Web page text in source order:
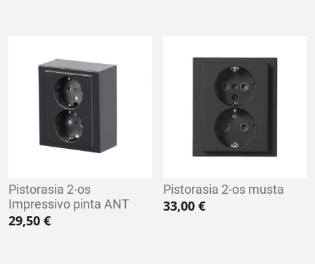
Pistorasia 2-os
Impressivo pinta ANT
29,50 €
Pistorasia 2-os musta
33,00€